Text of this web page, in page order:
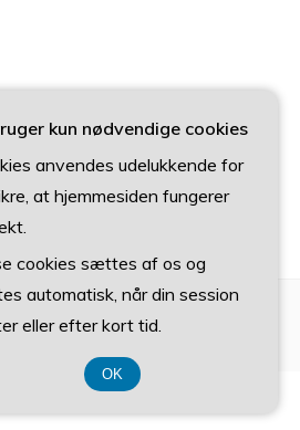
374 077 39
kun nødvendige cookies
anvendes udelukkende for
at hjemmesiden fungerer
cookies sættes af os og
automatisk, når din session
eller efter kort tid.
OK